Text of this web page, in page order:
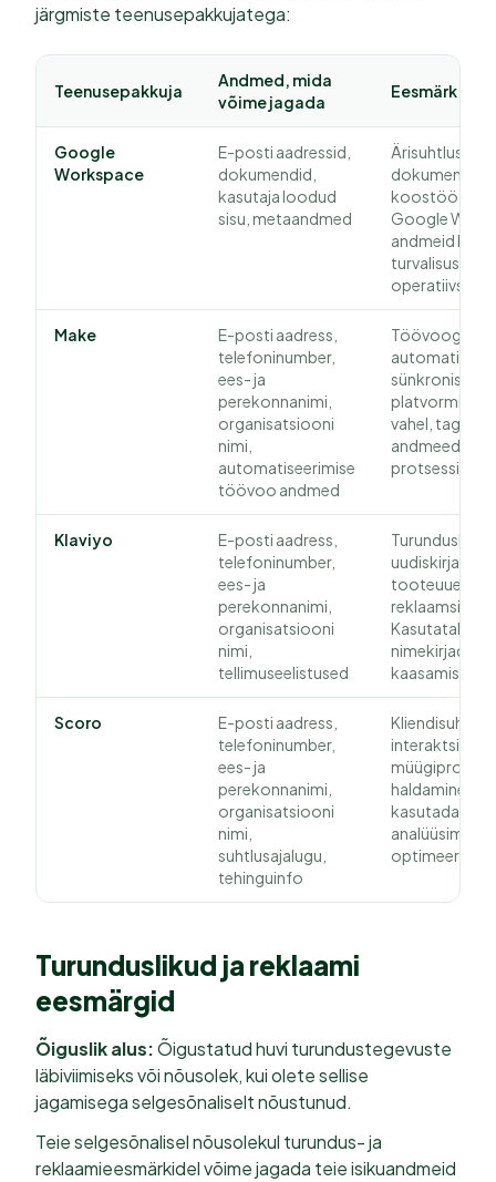
järgmiste teenusepakkujatega:
Teenusepakkuja
Andmed, mida
võime jagada
Eesmärk
Google
Workspace
E-posti aadressid,
dokumendid,
kasutaja loodud
sisu, metaandmed
Ärisuhtluse,
koostöö
Google
andmeid
turvalisuse,
operatiivsetel
Make
E-posti aadress,
telefoninumber,
ees- ja
perekonnanimi,
organisatsiooni
nimi,
automatiseerimise
töövoo andmed
Töövoogude
platvormide
vahel,
protsesside
Klaviyo
E-posti aadress,
telefoninumber,
ees- ja
perekonnanimi,
organisatsiooni
nimi,
tellimuseelistused
uudiskirjade,
reklaamsisu
Kasutatakse
nimekirjade
kaasamise
Scoro
E-posti aadress,
telefoninumber,
ees- ja
perekonnanimi,
organisatsiooni
nimi,
suhtlusajalugu,
tehinguinfo
Kliendisuhete
haldamine.
kasutada
Turunduslikud ja reklaami
eesmärgid
Õiguslik alus:Õigustatud huvi turundustegevuste
läbiviimiseks või nõusolek, kui olete sellise
jagamisega selgesõnaliselt nõustunud.
Teie selgesõnalisel nõusolekul turundus- ja
reklaamieesmärkidel võime jagada teie isikuandmeid